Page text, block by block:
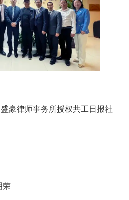
豪律师事务所授权共工日报社
荣